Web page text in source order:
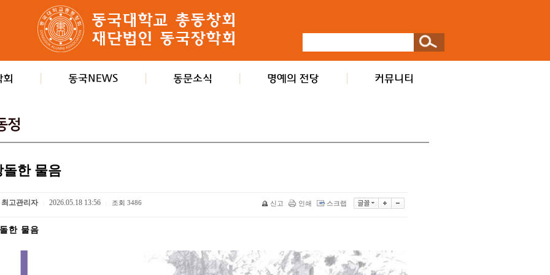
돌한 물음
최고관리자 2026.05.18 13:56 조회 3486 신고 인쇄 스크랩
한 물음